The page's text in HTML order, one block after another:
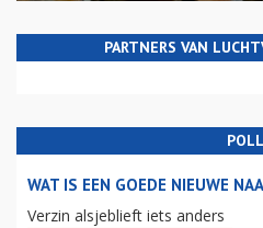
PARTNERS VAN
POLL
WAT IS EEN GOEDE NIEUWE
Verzin alsjeblieft iets anders